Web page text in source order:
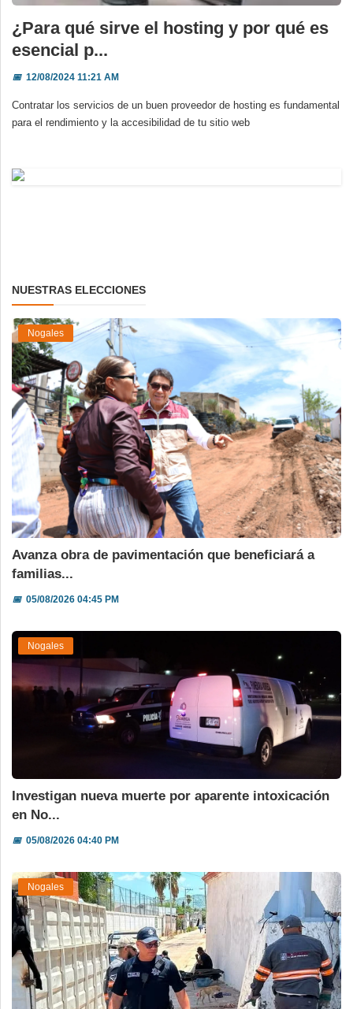
¿Para qué sirve el hosting y por qué es
esencial p...
📅12/08/2024 11:21 AM
Contratar los servicios de un buen proveedor de hosting es fundamental
para el rendimiento y la accesibilidad de tu sitio web
NUESTRAS ELECCIONES
Nogales
Avanza obra de pavimentación que beneficiará a
familias...
📅05/08/2026 04:45 PM
Nogales
Investigan nueva muerte por aparente intoxicación
en No...
📅05/08/2026 04:40 PM
Nogales